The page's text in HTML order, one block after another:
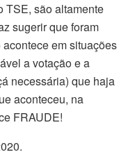
TSE, são altamente
sugerir que foram
acontece em situações
a votação e a
necessária) que haja
aconteceu, na
FRAUDE!